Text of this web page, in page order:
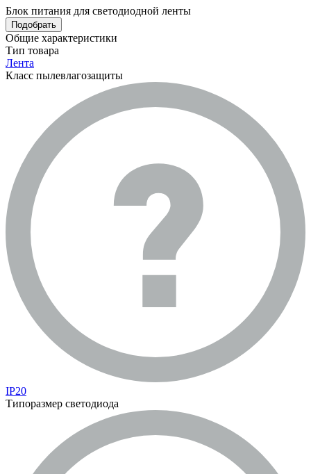
Блок питания для светодиодной ленты
Подобрать
Общие характеристики
Тип товара
Лента
Класс пылевлагозащиты
IP20
Типоразмер светодиода